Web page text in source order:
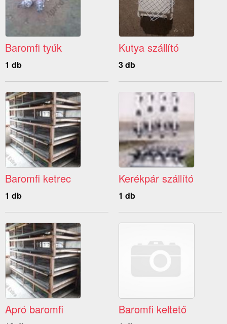
Baromfi tyúk
1 db
Kutya szállító
3 db
Baromfi ketrec
1 db
Kerékpár szállító
1 db
Apró baromfi Baromfi keltető